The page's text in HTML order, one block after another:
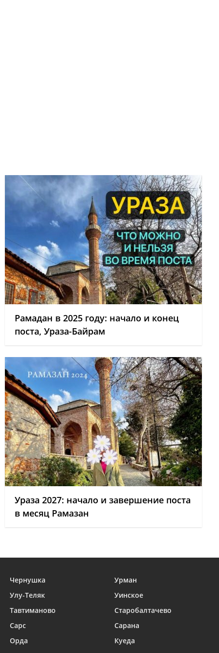
Рамадан в 2025 году: начало и конец
поста, Ураза-Байрам
Ураза 2027: начало и завершение поста
в месяц Рамазан
Чернушка
Урман
Улу-Теляк
Уинское
Тавтиманово
Старобалтачево
Сарс
Сарана
Орда
Куеда